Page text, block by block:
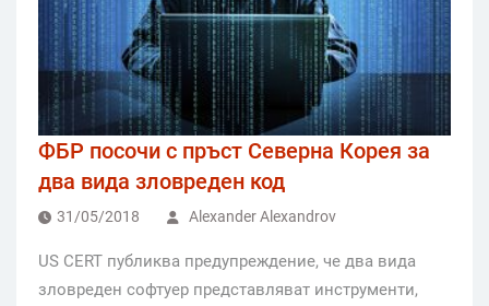
ФБР посочи с пръст Северна Корея за
два вида зловреден код
31/05/2018 Alexander Alexandrov
US CERT публиква предупреждение, че два вида
зловреден софтуер представляват инструменти,